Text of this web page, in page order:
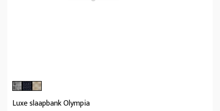
Luxe slaapbank Olympia